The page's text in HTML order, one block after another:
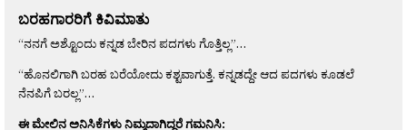
ಬರಹಗಾರರಿಗೆ ಕಿವಿಮಾತು
“ನನಗೆ ಅಶ್ಟೊಂದು ಕನ್ನಡ ಬೇರಿನ ಪದಗಳು ಗೊತ್ತಿಲ್ಲ”…
“ಹೊನಲಿಗಾಗಿ ಬರಹ ಬರೆಯೋದು ಕಶ್ಟವಾಗುತ್ತೆ. ಕನ್ನಡದ್ದೇ ಆದ ಪದಗಳು ಕೂಡಲೆ
ನೆನಪಿಗೆ ಬರಲ್ಲ”…
ಈ ಮೇಲಿನ ಅನಿಸಿಕೆಗಳು ನಿಮ್ಮದಾಗಿದ್ದರೆ ಗಮನಿಸಿ: